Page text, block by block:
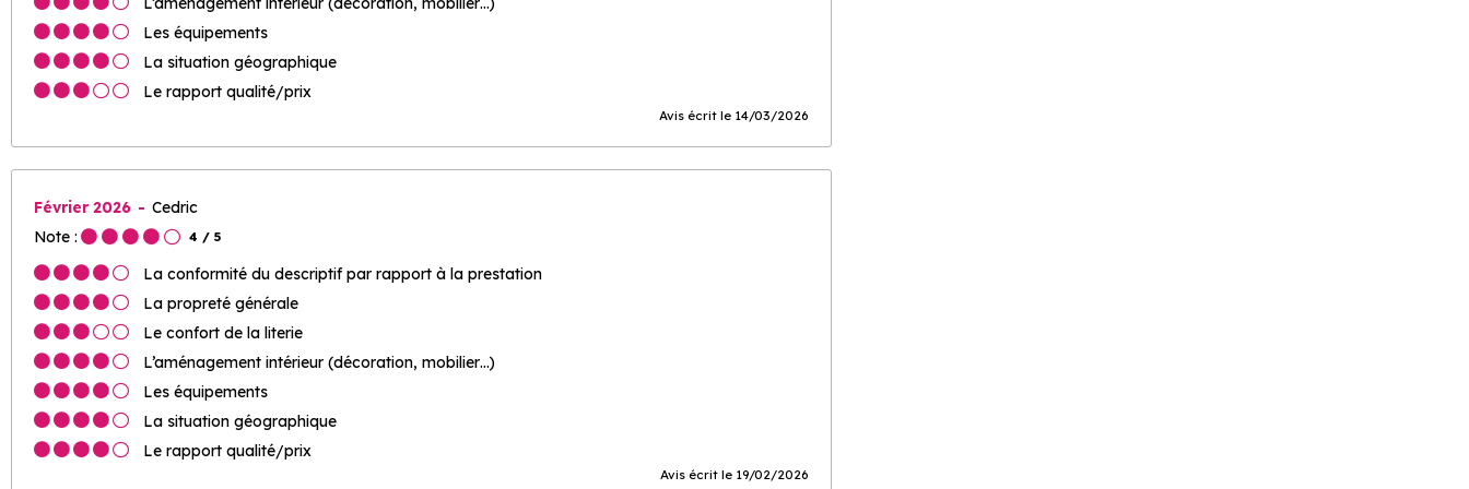
Les équipements
La situation géographique
Le rapport qualité/prix
Avis écrit le 14/03/2026
Février 2026
Cedric
Note :
4 / 5
La conformité du descriptif par rapport à la prestation
La propreté générale
Le confort de la literie
L’aménagement intérieur (décoration, mobilier…)
Les équipements
La situation géographique
Le rapport qualité/prix
Avis écrit le 19/02/2026